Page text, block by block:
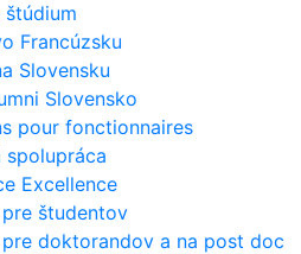
Francúzsku
Slovensku
Slovensko
pour fonctionnaires
spolupráca
Excellence
študentov
doktorandov a na post doc